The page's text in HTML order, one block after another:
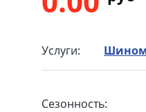
Услуги:
Сезонность: